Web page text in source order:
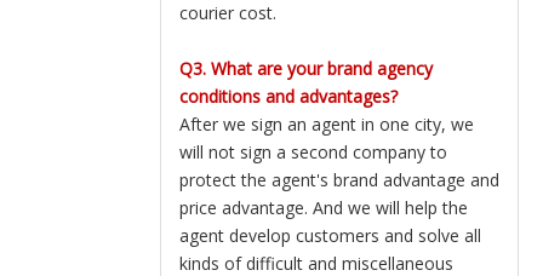
courier cost.
Q3. What are your brand agency
conditions and advantages?
After we sign an agent in one city, we
will not sign a second company to
protect the agent's brand advantage and
price advantage. And we will help the
agent develop customers and solve all
kinds of difficult and miscellaneous